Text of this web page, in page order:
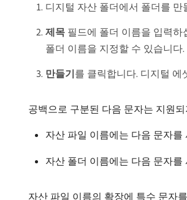
디지털 자산 폴더에서 폴더를
제목 필드에 폴더 이름을 입력
폴더 이름을 지정할 수 있습니다.
만들기를 클릭합니다. 디지털 에
공백으로 구분된 다음 문자는 지원
자산 파일 이름에는 다음 문자를
자산 폴더 이름에는 다음 문자를
자산 파일 이름의 확장에 특수 문자